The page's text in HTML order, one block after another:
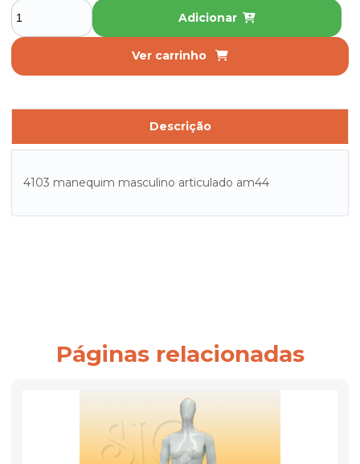
Adicionar
Ver carrinho
Descrição
4103 manequim masculino articulado am44
Páginas relacionadas